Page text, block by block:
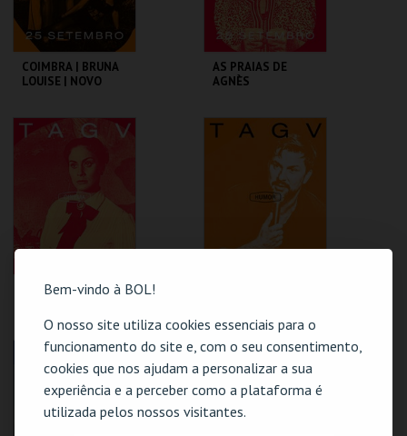
Bem-vindo à BOL!
O nosso site utiliza cookies essenciais para o
funcionamento do site e, com o seu consentimento,
cookies que nos ajudam a personalizar a sua
experiência e a perceber como a plataforma é
utilizada pelos nossos visitantes.
COIMBRA | BRUNA
LOUISE | NOVO
TAGV
COMPRAR
AS PRAIAS DE
AGNÈS
TAGV
MAIS INFO
COMPRAR
SENTIMENTO
TAGV
MAIS INFO
ENTRE NÓS
TAGV